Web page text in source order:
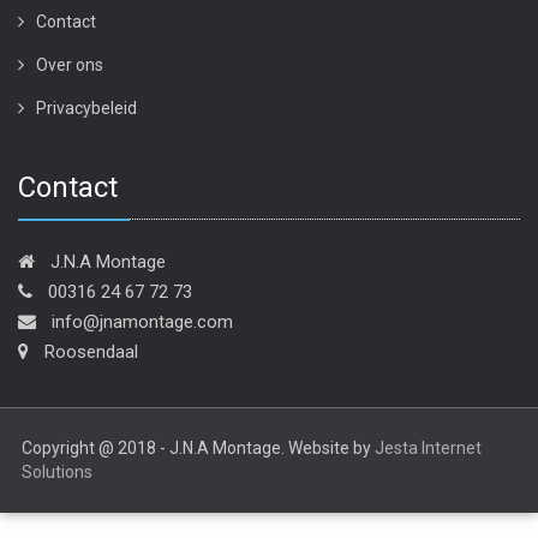
Contact
Over ons
Privacybeleid
Contact
J.N.A Montage
00316 24 67 72 73
info@jnamontage.com
Roosendaal
Copyright @ 2018 - J.N.A Montage. Website by Jesta Internet
Solutions